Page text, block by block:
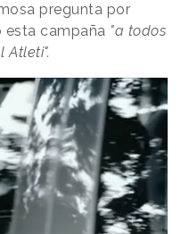
pregunta por
esta campaña "a todos
Atleti".